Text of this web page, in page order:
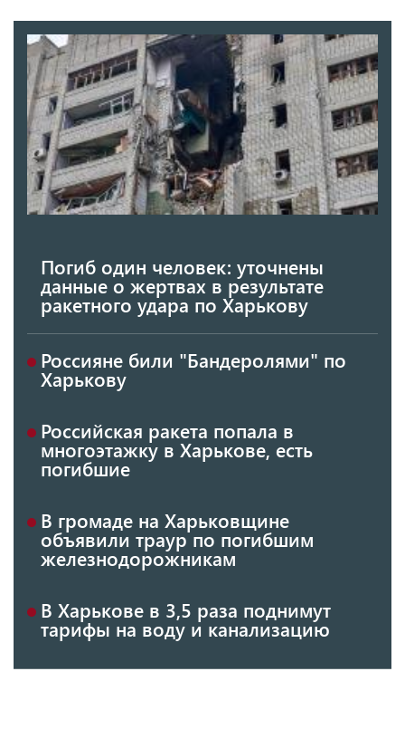
Погиб один человек: уточнены
данные о жертвах в результате
ракетного удара по Харькову
Россияне били "Бандеролями" по
Харькову
Российская ракета попала в
многоэтажку в Харькове, есть
погибшие
В громаде на Харьковщине
объявили траур по погибшим
железнодорожникам
В Харькове в 3,5 раза поднимут
тарифы на воду и канализацию